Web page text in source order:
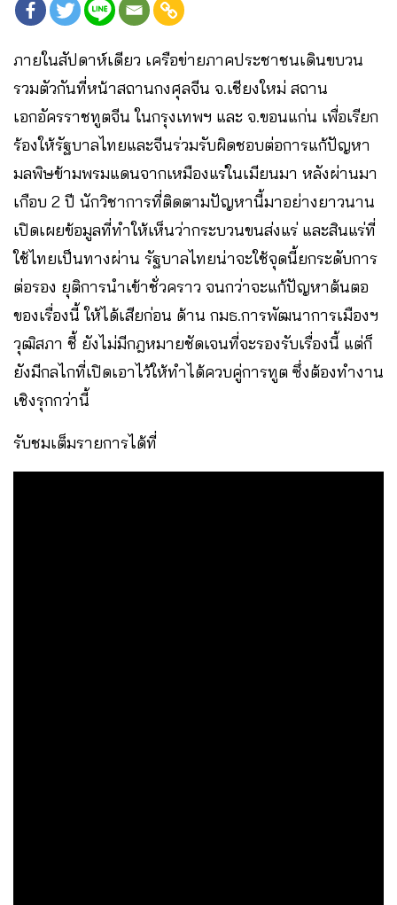
ภายในสัปดาห์เดียว เครือข่ายภาคประชาชนเดินขบวน
รวมตัวกันที่หน้าสถานกงศุลจีน จ.เชียงใหม่ สถาน
เอกอัครราชทูตจีน ในกรุงเทพฯ และ จ.ขอนแก่น เพื่อเรียก
ร้องให้รัฐบาลไทยและจีนร่วมรับผิดชอบต่อการแก้ปัญหา
มลพิษข้ามพรมแดนจากเหมืองแร่ในเมียนมา หลังผ่านมา
เกือบ 2 ปี นักวิชาการที่ติดตามปัญหานี้มาอย่างยาวนาน
เปิดเผยข้อมูลที่ทำให้เห็นว่ากระบวนขนส่งแร่ และสินแร่ที่
ใช้ไทยเป็นทางผ่าน รัฐบาลไทยน่าจะใช้จุดนี้ยกระดับการ
ต่อรอง ยุติการนำเข้าชั่วคราว จนกว่าจะแก้ปัญหาต้นตอ
ของเรื่องนี้ ให้ได้เสียก่อน ด้าน กมธ.การพัฒนาการเมืองฯ
วุฒิสภา ชี้ ยังไม่มีกฎหมายชัดเจนที่จะรองรับเรื่องนี้ แต่ก็
ยังมีกลไกที่เปิดเอาไว้ให้ทำได้ควบคู่การทูต ซึ่งต้องทำงาน
เชิงรุกกว่านี้
รับชมเต็มรายการได้ที่